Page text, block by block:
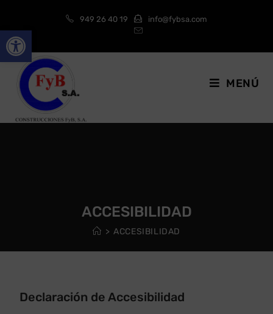
Abrir barra de herramientas
949 26 40 19 info@fybsa.com
MENÚ
ACCESIBILIDAD
> ACCESIBILIDAD
Declaración de Accesibilidad